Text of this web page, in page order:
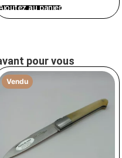
au panier
pour vous
Vendu